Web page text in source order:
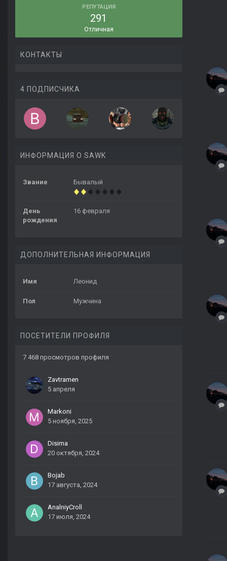
РЕПУТАЦИЯ
291
Отличная
КОНТАКТЫ
4 ПОДПИСЧИКА
ИНФОРМАЦИЯ О SAWK
Звание Бывалый
День
рождения
16 февраля
ДОПОЛНИТЕЛЬНАЯ ИНФОРМАЦИЯ
Имя Леонид
Пол Мужчина
ПОСЕТИТЕЛИ ПРОФИЛЯ
7 468 просмотров профиля
Zavtramen
5 апреля
Markoni
5 ноября, 2025
Disima
20 октября, 2024
Bojab
17 августа, 2024
AnalniyCroll
17 июля, 2024